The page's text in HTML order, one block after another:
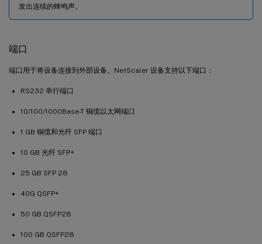
发出连续的蜂鸣声。
端口
端口用于将设备连接到外部设备。NetScaler 设备支持以下端口：
RS232 串行端口
10/100/1000Base-T 铜缆以太网端口
1 GB 铜缆和光纤 SFP 端口
10 GB 光纤 SFP+
25 GB SFP 28
40G QSFP+
50 GB QSFP28
100 GB QSFP28